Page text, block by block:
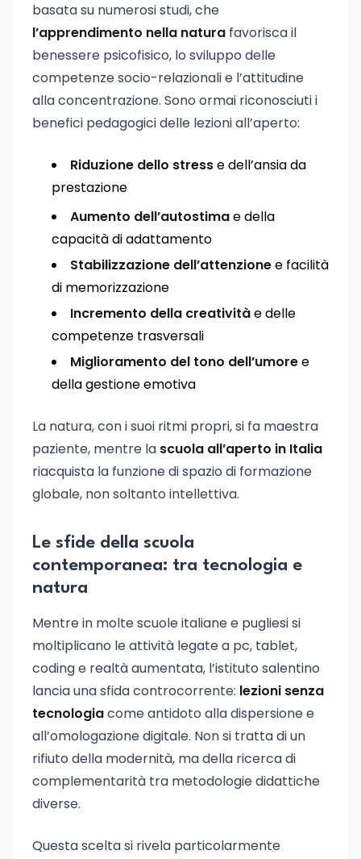
basata su numerosi studi, che
l’apprendimento nella natura favorisca il
benessere psicofisico, lo sviluppo delle
competenze socio-relazionali e l’attitudine
alla concentrazione. Sono ormai riconosciuti i
benefici pedagogici delle lezioni all’aperto:
Riduzione dello stresse dell’ansia da
prestazione
Aumento dell’autostimae della
capacità di adattamento
Stabilizzazione dell’attenzionee facilità
di memorizzazione
Incremento della creativitàe delle
competenze trasversali
Miglioramento del tono dell’umoree
della gestione emotiva
La natura, con i suoi ritmi propri, si fa maestra
paziente, mentre la scuola all’aperto in Italia
riacquista la funzione di spazio di formazione
globale, non soltanto intellettiva.
Le sfide della scuola
contemporanea: tra tecnologia e
natura
Mentre in molte scuole italiane e pugliesi si
moltiplicano le attività legate a pc, tablet,
coding e realtà aumentata, l’istituto salentino
lancia una sfida controcorrente: lezioni senza
tecnologiacome antidoto alla dispersione e
all’omologazione digitale. Non si tratta di un
rifiuto della modernità, ma della ricerca di
complementarità tra metodologie didattiche
diverse.
Questa scelta si rivela particolarmente